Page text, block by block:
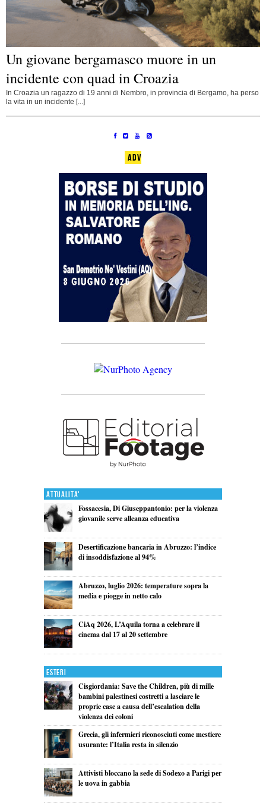
Un giovane bergamasco muore in un
incidente con quad in Croazia
In Croazia un ragazzo di 19 anni di Nembro, in provincia di Bergamo, ha perso
la vita in un incidente [...]
ADV
Attualita'
Fossacesia, Di Giuseppantonio: per la violenza
giovanile serve alleanza educativa
Desertificazione bancaria in Abruzzo: l’indice
di insoddisfazione al 94%
Abruzzo, luglio 2026: temperature sopra la
media e piogge in netto calo
CiAq 2026, L’Aquila torna a celebrare il
cinema dal 17 al 20 settembre
Esteri
Cisgiordania: Save the Children, più di mille
bambini palestinesi costretti a lasciare le
proprie case a causa dell’escalation della
violenza dei coloni
Grecia, gli infermieri riconosciuti come mestiere
usurante: l’Italia resta in silenzio
Attivisti bloccano la sede di Sodexo a Parigi per
le uova in gabbia